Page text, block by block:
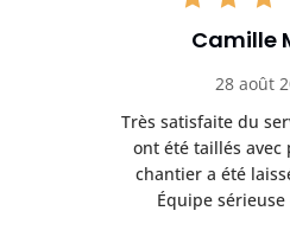
Camille
28 août
Très satisfaite du
ont été taillés avec
chantier a été
Équipe sérieuse